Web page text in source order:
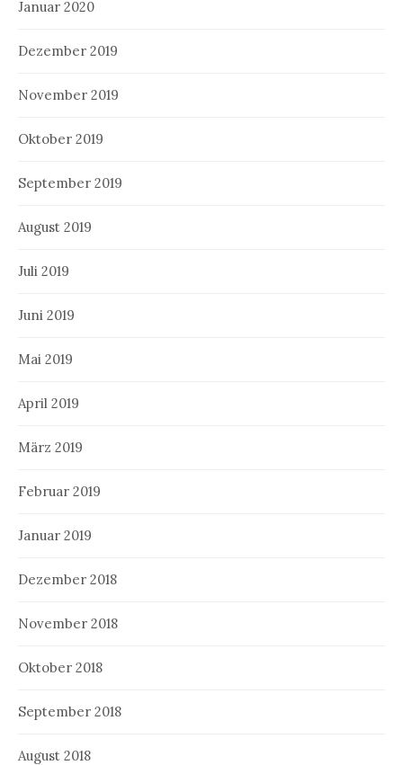
Januar 2020
Dezember 2019
November 2019
Oktober 2019
September 2019
August 2019
Juli 2019
Juni 2019
Mai 2019
April 2019
März 2019
Februar 2019
Januar 2019
Dezember 2018
November 2018
Oktober 2018
September 2018
August 2018